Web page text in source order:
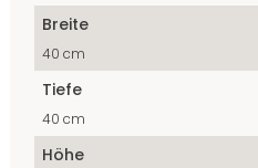
Breite
40 cm
Tiefe
40 cm
Höhe